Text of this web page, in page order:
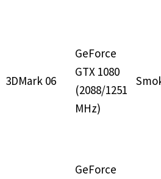
3DMark 06
GeForce
GTX 1080
(2088/1251
MHz)
GeForce